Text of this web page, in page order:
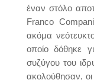
έναν στόλο
Franco
ακόμα
οποίο δόθηκε
συζύγου του
ακολούθησαν, οι